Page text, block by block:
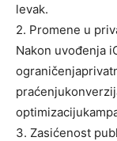
levak.
2. Promene u
Nakon uvođenja
3. Zasićenost